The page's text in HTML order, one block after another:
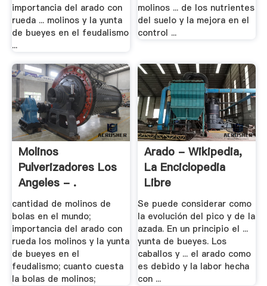
importancia del arado con
rueda ... molinos y la yunta
de bueyes en el feudalismo
...
molinos ... de los nutrientes
del suelo y la mejora en el
control ...
Molinos
Pulverizadores Los
Angeles - .
cantidad de molinos de
bolas en el mundo;
importancia del arado con
rueda los molinos y la yunta
de bueyes en el
feudalismo; cuanto cuesta
la bolas de molinos;
Arado - Wikipedia,
La Enciclopedia
Libre
Se puede considerar como
la evolución del pico y de la
azada. En un principio el ...
yunta de bueyes. Los
caballos y ... el arado como
es debido y la labor hecha
con ...